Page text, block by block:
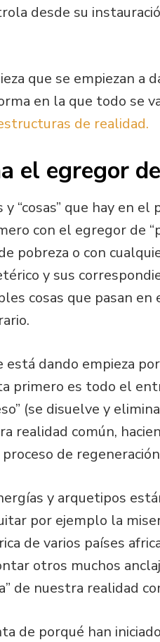
desde su
que se empiezan a
en la que todo se
de realidad.
el egregor
“cosas” que hay en
con el egregor de
pobreza o con
y sus
cosas que pasan
está dando empieza
primero es todo el
(se disuelve y
realidad común,
de
y arquetipos
por ejemplo la
de varios países
otros muchos
de nuestra realidad
de porqué han